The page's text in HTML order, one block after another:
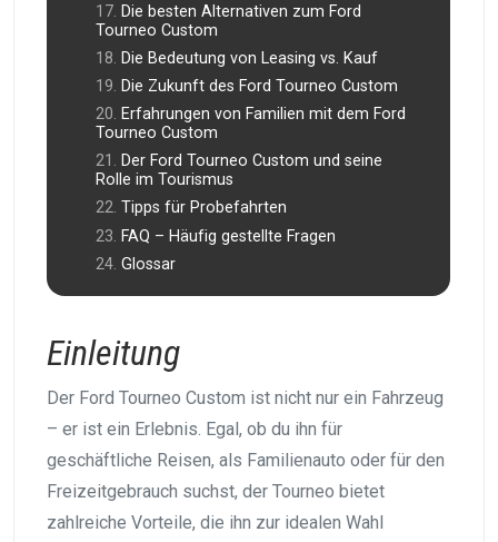
Die besten Alternativen zum Ford
Tourneo Custom
Die Bedeutung von Leasing vs. Kauf
Die Zukunft des Ford Tourneo Custom
Erfahrungen von Familien mit dem Ford
Tourneo Custom
Der Ford Tourneo Custom und seine
Rolle im Tourismus
Tipps für Probefahrten
FAQ – Häufig gestellte Fragen
Glossar
Einleitung
Der Ford Tourneo Custom ist nicht nur ein Fahrzeug
– er ist ein Erlebnis. Egal, ob du ihn für
geschäftliche Reisen, als Familienauto oder für den
Freizeitgebrauch suchst, der Tourneo bietet
zahlreiche Vorteile, die ihn zur idealen Wahl